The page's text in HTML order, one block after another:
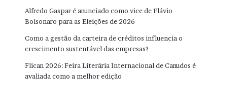
Alfredo Gaspar é anunciado como vice de Flávio
Bolsonaro para as Eleições de 2026
Como a gestão da carteira de créditos influencia o
crescimento sustentável das empresas?
Flican 2026: Feira Literária Internacional de Canudos é
avaliada como a melhor edição